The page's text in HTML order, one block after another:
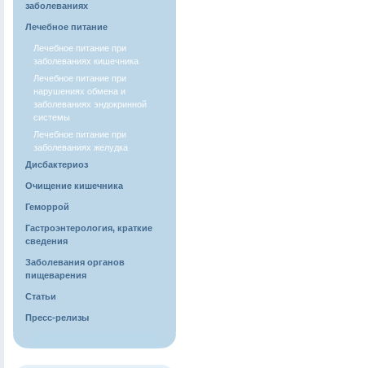
заболеваниях
Лечебное питание
Лечебное питание при
заболеваниях кишечника
Лечебное питание при
нарушениях обмена и
заболеваниях эндокринной
системы
Лечебное питание при
заболеваниях желудка
Дисбактериоз
Очищение кишечника
Геморрой
Гастроэнтерология, краткие
сведения
Заболевания органов
пищеварения
Статьи
Пресс-релизы